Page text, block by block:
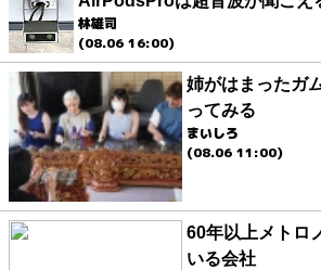
林雄司
(08.06 16:00)
姉がはまったガ
ってみる
まいしろ
(08.06 11:00)
60年以上メトロ
いる会社